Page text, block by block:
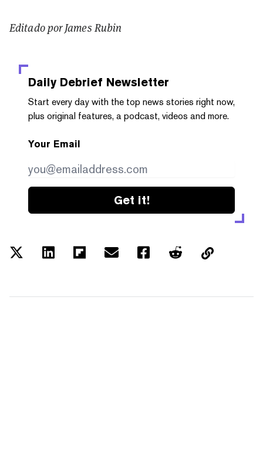
Editado por James Rubin
Daily Debrief Newsletter
Start every day with the top news stories right now,
plus original features, a podcast, videos and more.
Your Email
Get it!